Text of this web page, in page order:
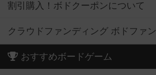
割引購入！ボドクーポンについて
クラウドファンディング ボドファン
おすすめボードゲーム